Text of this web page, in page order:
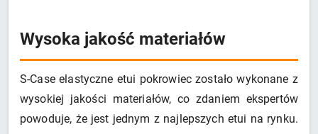
Wysoka jakość materiałów
S-Case elastyczne etui pokrowiec zostało wykonane z
wysokiej jakości materiałów, co zdaniem ekspertów
powoduje, że jest jednym z najlepszych etui na rynku.